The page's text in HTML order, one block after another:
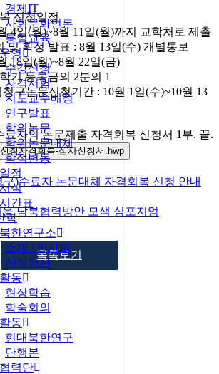
경제IT
사회문화언론
통일교육
영
수강신청
자격시험
지도교수배정
연구발표
학위논문
학위논문대체
학적변동
정
식
간표
학
한연구소
소개 / 인사말
산하기관
동
현장학습
학술회의
동
현대북한연구
단행본
력단
신청일정
4일(월)~8월 11일(월)까지 교학처로 제출
및 확정 발표 : 8월 13일(수) 개별통보
18일(월)~8월 22일(금)
기 등록금의 2분의 1
구논문신청기간 : 10월 1일(수)~10월 13
자의 논문제출 자격회복 신청서 1부. 끝.
청자격회복-심사신청서.hwp
구)수료자 논문대체 자격회복 신청 안내
남북협력방안 모색 심포지엄
목록보기